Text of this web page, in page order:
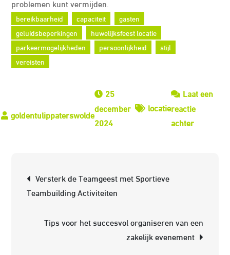
problemen kunt vermijden.
bereikbaarheid capaciteit
gasten
geluidsbeperkingen
huwelijksfeest locatie
parkeermogelijkheden
persoonlijkheid
stijl
vereisten
25
december
2024
locatie
Laat een
reactie
achterop
Vol
Liefde
Versterk de Teamgeest met Sportieve
Teambuilding Activiteiten
Tips voor het succesvol organiseren van een
zakelijk evenement